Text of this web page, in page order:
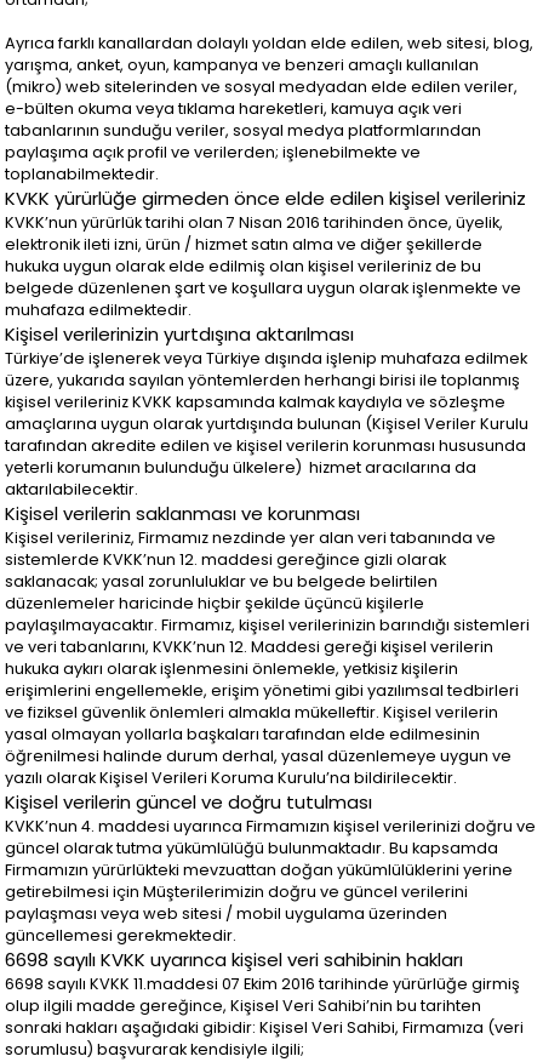
Ayrıca farklı kanallardan dolaylı yoldan elde edilen, web sitesi, blog,
yarışma, anket, oyun, kampanya ve benzeri amaçlı kullanılan
(mikro) web sitelerinden ve sosyal medyadan elde edilen veriler,
e-bülten okuma veya tıklama hareketleri, kamuya açık veri
tabanlarının sunduğu veriler, sosyal medya platformlarından
paylaşıma açık profil ve verilerden; işlenebilmekte ve
toplanabilmektedir.
KVKK yürürlüğe girmeden önce elde edilen kişisel verileriniz
KVKK’nun yürürlük tarihi olan 7 Nisan 2016 tarihinden önce, üyelik,
elektronik ileti izni, ürün / hizmet satın alma ve diğer şekillerde
hukuka uygun olarak elde edilmiş olan kişisel verileriniz de bu
belgede düzenlenen şart ve koşullara uygun olarak işlenmekte ve
muhafaza edilmektedir.
Kişisel verilerinizin yurtdışına aktarılması
Türkiye’de işlenerek veya Türkiye dışında işlenip muhafaza edilmek
üzere, yukarıda sayılan yöntemlerden herhangi birisi ile toplanmış
kişisel verileriniz KVKK kapsamında kalmak kaydıyla ve sözleşme
amaçlarına uygun olarak yurtdışında bulunan (Kişisel Veriler Kurulu
tarafından akredite edilen ve kişisel verilerin korunması hususunda
yeterli korumanın bulunduğu ülkelere) hizmet aracılarına da
aktarılabilecektir.
Kişisel verilerin saklanması ve korunması
Kişisel verileriniz, Firmamız nezdinde yer alan veri tabanında ve
sistemlerde KVKK’nun 12. maddesi gereğince gizli olarak
saklanacak; yasal zorunluluklar ve bu belgede belirtilen
düzenlemeler haricinde hiçbir şekilde üçüncü kişilerle
paylaşılmayacaktır. Firmamız, kişisel verilerinizin barındığı sistemleri
ve veri tabanlarını, KVKK’nun 12. Maddesi gereği kişisel verilerin
hukuka aykırı olarak işlenmesini önlemekle, yetkisiz kişilerin
erişimlerini engellemekle, erişim yönetimi gibi yazılımsal tedbirleri
ve fiziksel güvenlik önlemleri almakla mükelleftir. Kişisel verilerin
yasal olmayan yollarla başkaları tarafından elde edilmesinin
öğrenilmesi halinde durum derhal, yasal düzenlemeye uygun ve
yazılı olarak Kişisel Verileri Koruma Kurulu’na bildirilecektir.
Kişisel verilerin güncel ve doğru tutulması
KVKK’nun 4. maddesi uyarınca Firmamızın kişisel verilerinizi doğru ve
güncel olarak tutma yükümlülüğü bulunmaktadır. Bu kapsamda
Firmamızın yürürlükteki mevzuattan doğan yükümlülüklerini yerine
getirebilmesi için Müşterilerimizin doğru ve güncel verilerini
paylaşması veya web sitesi / mobil uygulama üzerinden
güncellemesi gerekmektedir.
6698 sayılı KVKK uyarınca kişisel veri sahibinin hakları
6698 sayılı KVKK 11.maddesi 07 Ekim 2016 tarihinde yürürlüğe girmiş
olup ilgili madde gereğince, Kişisel Veri Sahibi’nin bu tarihten
sonraki hakları aşağıdaki gibidir: Kişisel Veri Sahibi, Firmamıza (veri
sorumlusu) başvurarak kendisiyle ilgili;